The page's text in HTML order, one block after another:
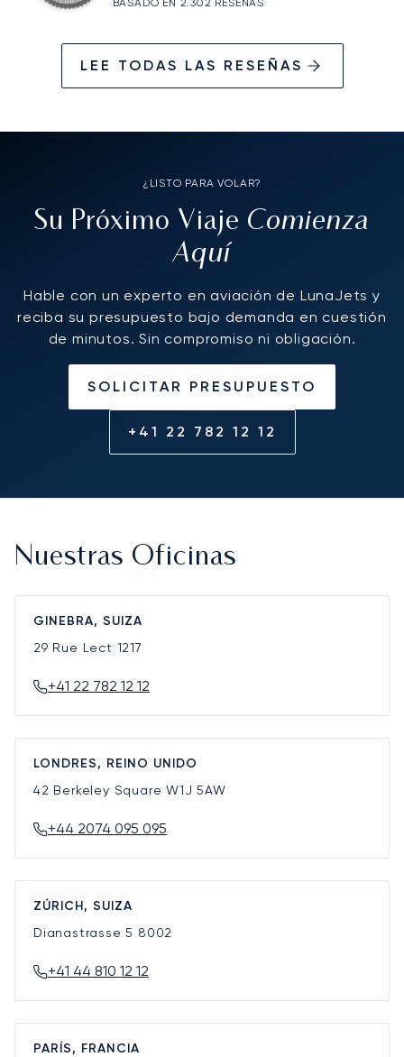
BASADO EN 2.302 RESEÑAS
LEE TODAS LAS RESEÑAS
¿LISTO PARA VOLAR?
Su Próximo Viaje Comienza
Aquí
Hable con un experto en aviación de LunaJets y
reciba su presupuesto bajo demanda en cuestión
de minutos. Sin compromiso ni obligación.
SOLICITAR PRESUPUESTO
+41 22 782 12 12
Nuestras Oficinas
GINEBRA, SUIZA
29 Rue Lect 1217
+41 22 782 12 12
LONDRES, REINO UNIDO
42 Berkeley SquareW1J 5AW
+44 2074 095 095
ZÚRICH, SUIZA
Dianastrasse 5 8002
+41 44 810 12 12
PARÍS, FRANCIA